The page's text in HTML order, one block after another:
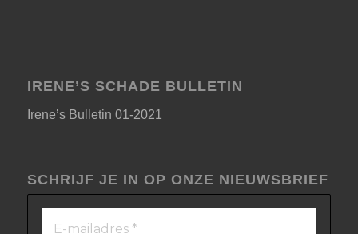
IRENE’S SCHADE BULLETIN
Irene’s Bulletin 01-2021
SCHRIJF JE IN OP ONZE NIEUWSBRIEF